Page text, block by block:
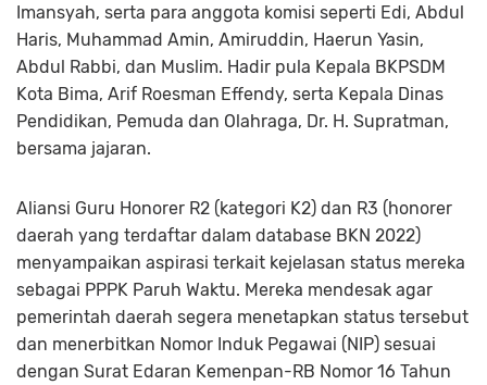
Imansyah, serta para anggota komisi seperti Edi, Abdul
Haris, Muhammad Amin, Amiruddin, Haerun Yasin,
Abdul Rabbi, dan Muslim. Hadir pula Kepala BKPSDM
Kota Bima, Arif Roesman Effendy, serta Kepala Dinas
Pendidikan, Pemuda dan Olahraga, Dr. H. Supratman,
bersama jajaran.
Aliansi Guru Honorer R2 (kategori K2) dan R3 (honorer
daerah yang terdaftar dalam database BKN 2022)
menyampaikan aspirasi terkait kejelasan status mereka
sebagai PPPK Paruh Waktu. Mereka mendesak agar
pemerintah daerah segera menetapkan status tersebut
dan menerbitkan Nomor Induk Pegawai (NIP) sesuai
dengan Surat Edaran Kemenpan-RB Nomor 16 Tahun